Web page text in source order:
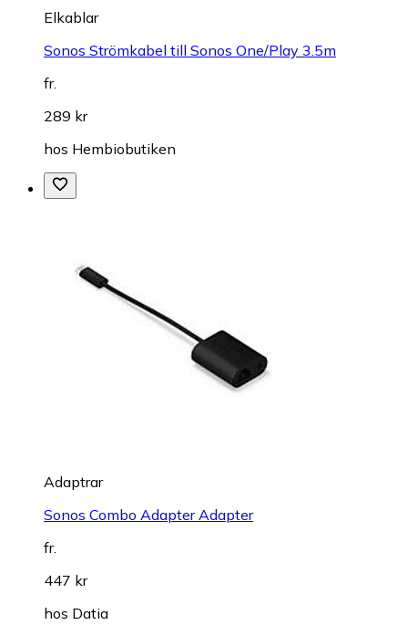
Elkablar
Sonos Strömkabel till Sonos One/Play 3.5m
fr.
289 kr
hos Hembiobutiken
Adaptrar
Sonos Combo Adapter Adapter
fr.
447 kr
hos Datia